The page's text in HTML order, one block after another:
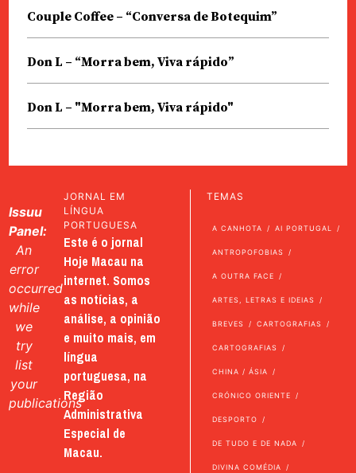
Couple Coffee – “Conversa de Botequim”
Don L – “Morra bem, Viva rápido”
Don L – "Morra bem, Viva rápido"
Issuu
Panel:
An
error
occurred
while
we
try
list
your
publications
JORNAL EM
LÍNGUA
PORTUGUESA
Este é o jornal
Hoje Macau na
internet. Somos
as notícias, a
análise, a opinião
e muito mais, em
língua
portuguesa, na
Região
Administrativa
Especial de
Macau.
TEMAS
A CANHOTA AI PORTUGAL
ANTROPOFOBIAS
A OUTRA FACE
ARTES, LETRAS E IDEIAS
BREVES CARTOGRAFIAS
CARTOGRAFIAS
CHINA / ÁSIA
CRÓNICO ORIENTE
DESPORTO
DE TUDO E DE NADA
DIVINA COMÉDIA